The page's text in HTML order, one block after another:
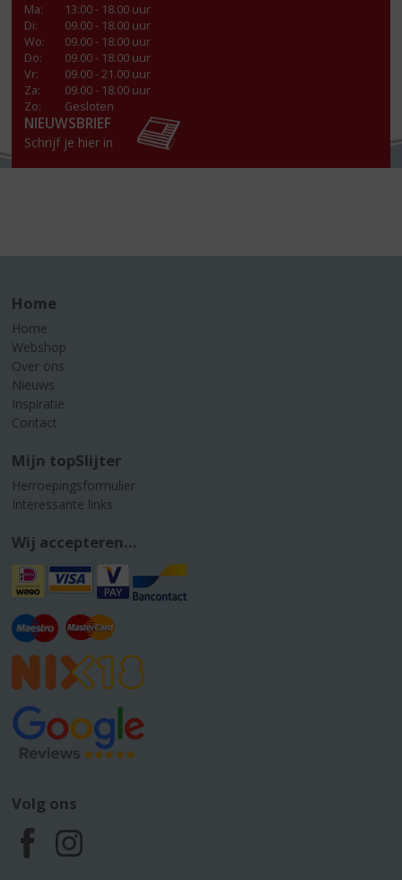
Ma:
13:00 - 18.00 uur
Di:
09.00 - 18.00 uur
Wo:
09.00 - 18.00 uur
Do:
09.00 - 18.00 uur
Vr:
09.00 - 21.00 uur
Za:
09.00 - 18.00 uur
Zo:
Gesloten
NIEUWSBRIEF
Schrijf je hier in
Home
Home
Webshop
Over ons
Nieuws
Inspiratie
Contact
Mijn topSlijter
Herroepingsformulier
Interessante links
Wij accepteren...
Volg ons
F
I